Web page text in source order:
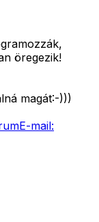
öregezik!
magát:-)))
E-mail: